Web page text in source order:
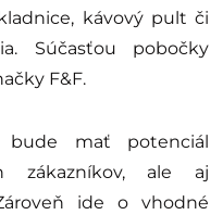
kávový pult či
Súčasťou pobočky
F&F.
bude mať potenciál
zákazníkov, ale aj
ide o vhodné